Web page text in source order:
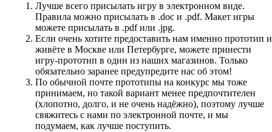
Лучше всего присылать игру в электронном виде.
Правила можно присылать в .doc и .pdf. Макет игры
можете присылать в .pdf или .jpg.
Если очень хотите предоставить нам именно прототип и
живёте в Москве или Петербурге, можете принести
игру-прототип в один из наших магазинов. Только
обязательно заранее предупредите нас об этом!
По обычной почте прототипы на конкурс мы тоже
принимаем, но такой вариант менее предпочтителен
(хлопотно, долго, и не очень надёжно), поэтому лучше
свяжитесь с нами по электронной почте, и мы
подумаем, как лучше поступить.